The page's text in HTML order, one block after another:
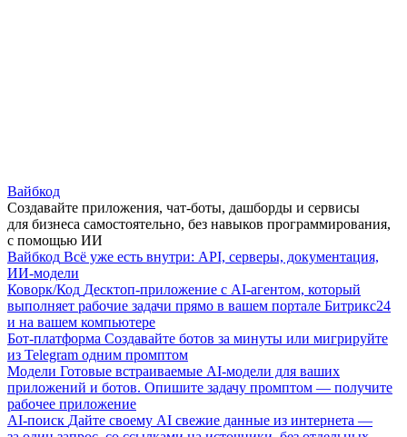
Вайбкод
Создавайте приложения, чат-боты, дашборды и сервисы
для бизнеса самостоятельно, без навыков программирования,
с помощью ИИ
Вайбкод Всё уже есть внутри: API, серверы, документация,
ИИ-модели
Коворк/Код Десктоп-приложение с AI-агентом, который
выполняет рабочие задачи прямо в вашем портале Битрикс24
и на вашем компьютере
Бот-платформа Создавайте ботов за минуты или мигрируйте
из Telegram одним промптом
Модели Готовые встраиваемые AI-модели для ваших
приложений и ботов. Опишите задачу промптом — получите
рабочее приложение
AI-поиск Дайте своему AI свежие данные из интернета —